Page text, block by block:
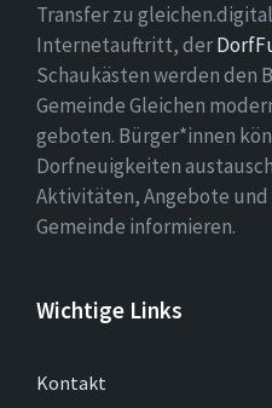
Transfer zu
Internetauftritt, der
Schaukästen werden den
Gemeinde Gleichen
geboten. Bürger*innen
Dorfneuigkeiten
Aktivitäten, Angebote
Gemeinde informieren.
Wichtige Links
Kontakt